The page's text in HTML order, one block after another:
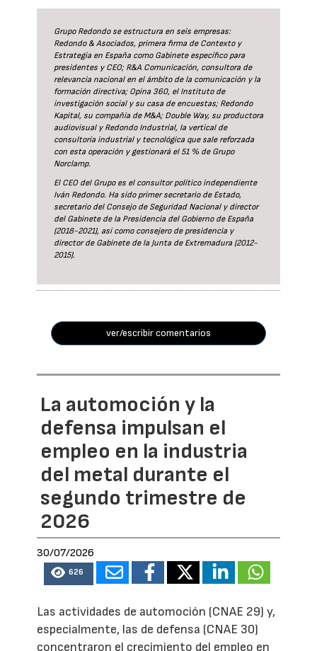
Grupo Redondo se estructura en seis empresas:
Redondo & Asociados, primera firma de Contexto y
Estrategia en España como Gabinete específico para
presidentes y CEO; R&A Comunicación, consultora de
relevancia nacional en el ámbito de la comunicación y la
formación directiva; Opina 360, el Instituto de
investigación social y su casa de encuestas; Redondo
Kapital, su compañía de M&A; Double Way, su productora
audiovisual y Redondo Industrial, la vertical de
consultoría industrial y tecnológica que sale reforzada
con esta operación y gestionará el 51 % de Grupo
Norclamp.
El CEO del Grupo es el consultor político independiente
Iván Redondo. Ha sido primer secretario de Estado,
secretario del Consejo de Seguridad Nacional y director
del Gabinete de la Presidencia del Gobierno de España
(2018-2021), así como consejero de presidencia y
director de Gabinete de la Junta de Extremadura (2012-
2015).
ver/escribir comentarios
La automoción y la
defensa impulsan el
empleo en la industria
del metal durante el
segundo trimestre de
2026
30/07/2026
626
Las actividades de automoción (CNAE 29) y,
especialmente, las de defensa (CNAE 30)
concentraron el crecimiento del empleo en